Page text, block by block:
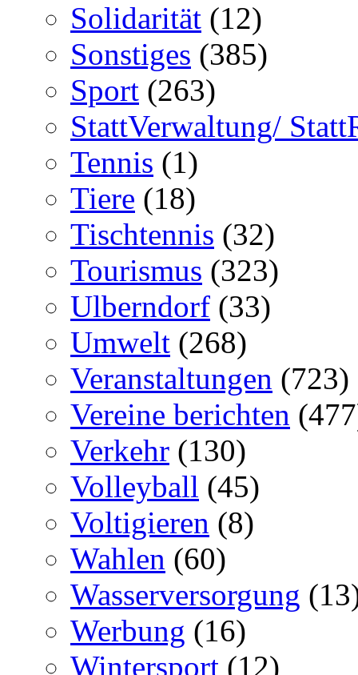
Solidarität (12)
Sonstiges (385)
Sport (263)
StattVerwaltung/
Tennis (1)
Tiere (18)
Tischtennis (32)
Tourismus (323)
Ulberndorf (33)
Umwelt (268)
Veranstaltungen (723)
Vereine berichten
Verkehr (130)
Volleyball (45)
Voltigieren (8)
Wahlen (60)
Wasserversorgung
Werbung (16)
Wintersport (12)